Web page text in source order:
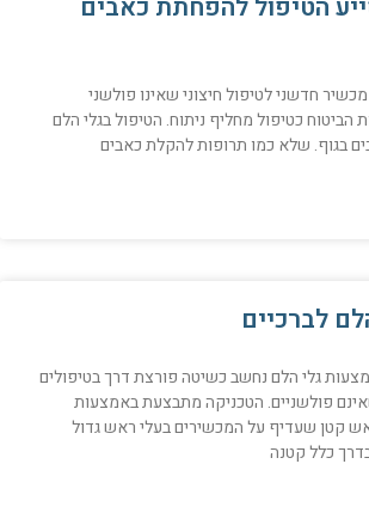
הטיפול להפחתת כאבים
חדשני לטיפול חיצוני שאינו פולשני
הביטוח כטיפול מחליף ניתוח. הטיפול בגלי הלם
בגוף. שלא כמו תרופות להקלת כאבים
לברכיים
גלי הלם נחשב כשיטה פורצת דרך בטיפולים
פולשניים. הטכניקה מתבצעת באמצעות
קטן שעדיף על המכשירים בעלי ראש גדול
כלל קטנה